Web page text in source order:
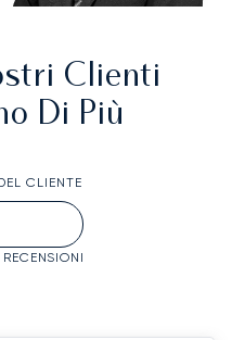
Clienti
Di Più
CLIENTE